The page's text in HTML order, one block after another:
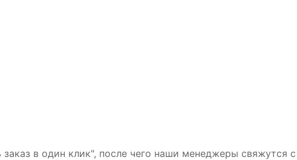
в один клик", после чего наши менеджеры свяжутся с